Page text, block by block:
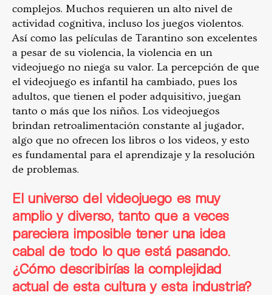
complejos. Muchos requieren un alto nivel de
actividad cognitiva, incluso los juegos violentos.
Así como las películas de Tarantino son excelentes
a pesar de su violencia, la violencia en un
videojuego no niega su valor. La percepción de que
el videojuego es infantil ha cambiado, pues los
adultos, que tienen el poder adquisitivo, juegan
tanto o más que los niños. Los videojuegos
brindan retroalimentación constante al jugador,
algo que no ofrecen los libros o los videos, y esto
es fundamental para el aprendizaje y la resolución
de problemas.
El universo del videojuego es muy
amplio y diverso, tanto que a veces
pareciera imposible tener una idea
cabal de todo lo que está pasando.
¿Cómo describirías la complejidad
actual de esta cultura y esta industria?